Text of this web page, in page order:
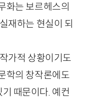
화는 보르헤스의
재하는 현실이 되
가적 상황이기도
학의 창작론에도
때문이다. 예컨